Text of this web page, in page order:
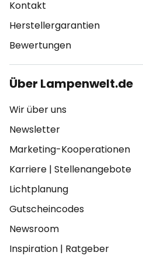
Kontakt
Herstellergarantien
Bewertungen
Über Lampenwelt.de
Wir über uns
Newsletter
Marketing-Kooperationen
Karriere | Stellenangebote
Lichtplanung
Gutscheincodes
Newsroom
Inspiration | Ratgeber